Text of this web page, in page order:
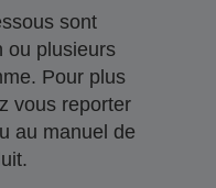
sont
ou plusieurs
Pour plus
vous reporter
au manuel de